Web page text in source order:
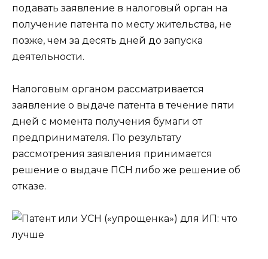
подавать заявление в налоговый орган на
получение патента по месту жительства, не
позже, чем за десять дней до запуска
деятельности.
Налоговым органом рассматривается
заявление о выдаче патента в течение пяти
дней с момента получения бумаги от
предпринимателя. По результату
рассмотрения заявления принимается
решение о выдаче ПСН либо же решение об
отказе.